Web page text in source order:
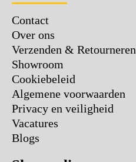
Contact
Over ons
Verzenden & Retourneren
Showroom
Cookiebeleid
Algemene voorwaarden
Privacy en veiligheid
Vacatures
Blogs